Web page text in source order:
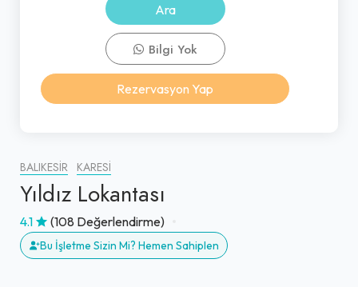
BALIKESIR KARESI
Yıldız Lokantası
4.1 (108 Değerlendirme)
Bu İşletme Sizin Mi? Hemen Sahiplen
Ara
Bilgi Yok
Rezervasyon Yap